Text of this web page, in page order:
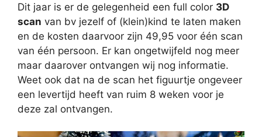
Dit jaar is er de gelegenheid een full color 3D
scan van bv jezelf of (klein)kind te laten maken
en de kosten daarvoor zijn 49,95 voor één scan
van één persoon. Er kan ongetwijfeld nog meer
maar daarover ontvangen wij nog informatie.
Weet ook dat na de scan het figuurtje ongeveer
een levertijd heeft van ruim 8 weken voor je
deze zal ontvangen.